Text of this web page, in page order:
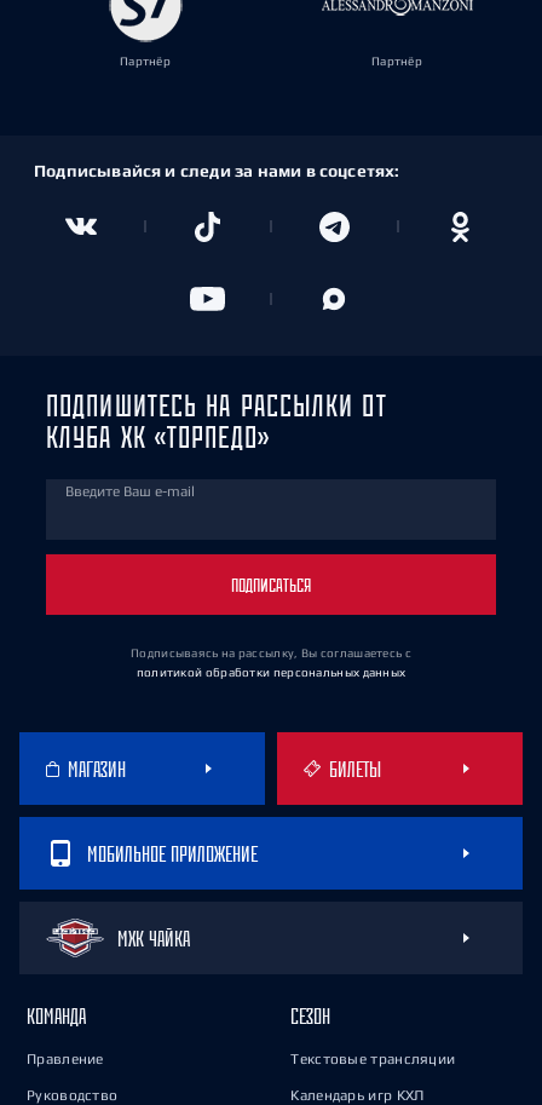
Партнёр Партнёр
Подписывайся и следи за нами в соцсетях:
ПОДПИШИТЕСЬ НА РАССЫЛКИ ОТ
КЛУБА ХК «ТОРПЕДО»
Введите Ваш e-mail
ПОДПИСАТЬСЯ
Подписываясь на рассылку, Вы соглашаетесь с
политикой обработки персональных данных
МАГАЗИН БИЛЕТЫ
МОБИЛЬНОЕ ПРИЛОЖЕНИЕ
МХК ЧАЙКА
КОМАНДА
Правление
Руководство
СЕЗОН
Текстовые трансляции
Календарь игр КХЛ